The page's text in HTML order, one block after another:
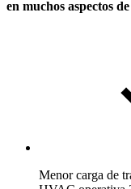
en muchos aspectos
Menor carga de